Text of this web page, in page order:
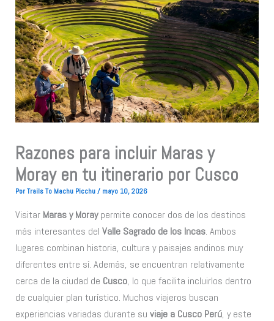
Razones para incluir Maras y
Moray en tu itinerario por Cusco
PorTrails To Machu Picchu/ mayo 10, 2026
Visitar Maras y Moraypermite conocer dos de los destinos
más interesantes delValle Sagrado de los Incas. Ambos
lugares combinan historia, cultura y paisajes andinos muy
diferentes entre sí. Además, se encuentran relativamente
cerca de la ciudad de Cusco, lo que facilita incluirlos dentro
de cualquier plan turístico. Muchos viajeros buscan
experiencias variadas durante suviaje a Cusco Perú, y este